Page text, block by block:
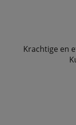
Krachtige en